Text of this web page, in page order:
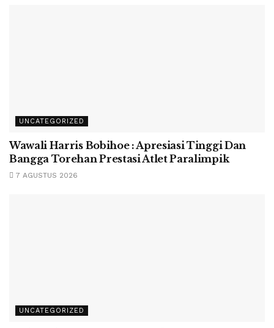
UNCATEGORIZED
Wawali Harris Bobihoe : Apresiasi Tinggi Dan
Bangga Torehan Prestasi Atlet Paralimpik
7 AGUSTUS 2026
UNCATEGORIZED